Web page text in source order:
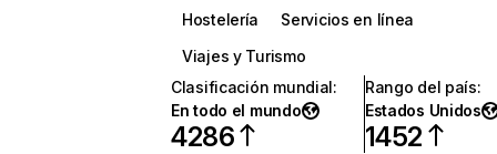
Hostelería
Servicios en línea
Viajes y Turismo
Clasificación mundial:
En todo el mundo
4286
Rango del país:
Estados Unidos
1452